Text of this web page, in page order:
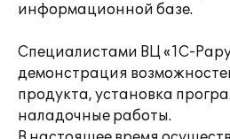
информационной базе.
Специалистами ВЦ «1С-
демонстрация
продукта, установка
наладочные работы.